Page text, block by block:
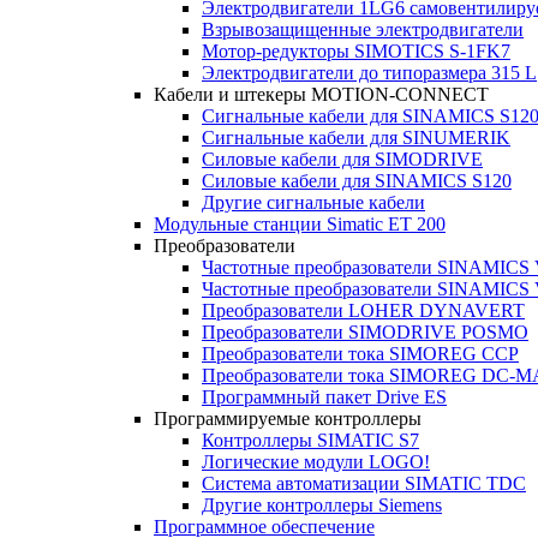
Электродвигатели 1LG6
Взрывозащищенные электродвигатели
Мотор-редукторы SIMOTICS S-1FK7
Электродвигатели до типоразмера 315 L
Кабели и штекеры MOTION-CONNECT
Сигнальные кабели для SINAMICS S120
Сигнальные кабели для SINUMERIK
Силовые кабели для SIMODRIVE
Силовые кабели для SINAMICS S120
Другие сигнальные кабели
Модульные станции Simatic ET 200
Преобразователи
Частотные преобразователи SINAMICS
Частотные преобразователи SINAMICS
Преобразователи LOHER DYNAVERT
Преобразователи SIMODRIVE POSMO
Преобразователи тока SIMOREG CCP
Преобразователи тока SIMOREG DC-
Программный пакет Drive ES
Программируемые контроллеры
Контроллеры SIMATIC S7
Логические модули LOGO!
Система автоматизации SIMATIC TDC
Другие контроллеры Siemens
Программное обеспечение